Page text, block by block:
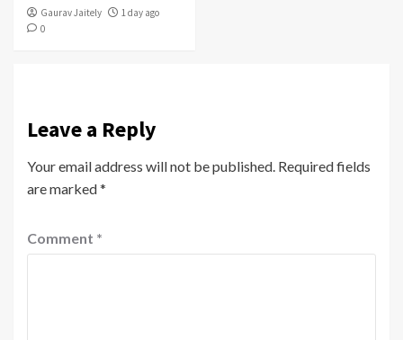
Gaurav Jaitely
1 day ago
0
Leave a Reply
Your email address will not be published. Required fields
are marked*
Comment *